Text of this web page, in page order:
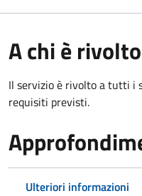
A chi è rivolto
Il servizio è rivolto a tutti i
requisiti previsti.
Ulteriori informazioni